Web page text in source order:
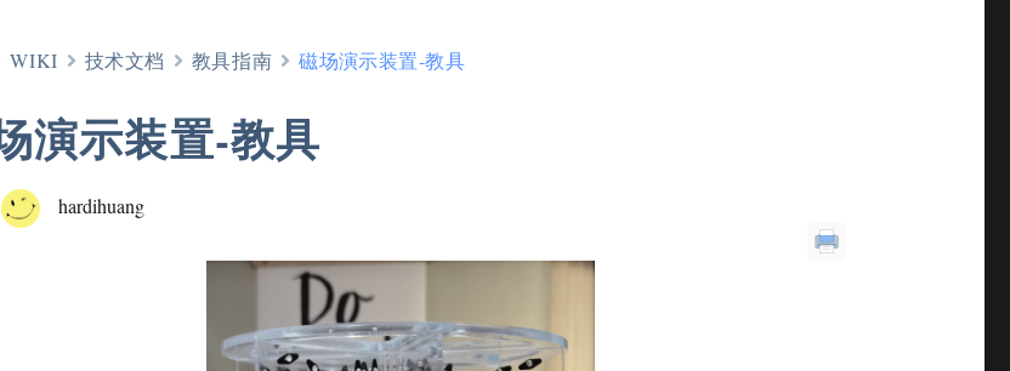
WIKI 技术文档 教具指南 磁场演示装置-教具
演示装置-教具
hardihuang